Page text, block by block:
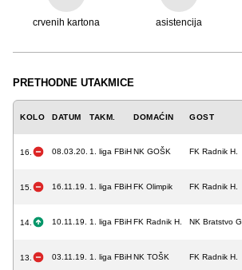
crvenih kartona asistencija
PRETHODNE UTAKMICE
KOLO DATUM TAKM. DOMAĆIN GOST
16. 08.03.20. 1. liga FBiHNK GOŠK FK Radnik H.
15. 16.11.19. 1. liga FBiHFK Olimpik FK Radnik H.
14. 10.11.19. 1. liga FBiHFK Radnik H. NK Bratstvo G.
13. 03.11.19. 1. liga FBiHNK TOŠK FK Radnik H.